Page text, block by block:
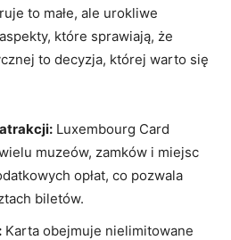
to małe, ale urokliwe
które sprawiają, że
to decyzja, której warto się
Luxembourg ⁢Card
muzeów, zamków i miejsc​
opłat, ⁣co pozwala
biletów.
Karta obejmuje nielimitowane